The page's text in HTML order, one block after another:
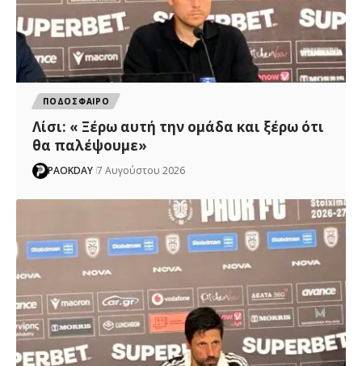
ΠΟΔΟΣΦΑΙΡΟ
Λίσι: « Ξέρω αυτή την ομάδα και ξέρω ότι
θα παλέψουμε»
PAOKDAY 7 Αυγούστου 2026